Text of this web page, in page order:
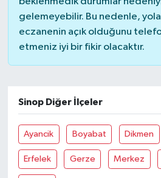
gelemeyebilir. Bu nedenle,
eczanenin açık olduğunu
etmeniz iyi bir fikir olacaktır.
Sinop Diğer İlçeler
Ayancik Boyabat Dikmen
Erfelek Gerze Merkez